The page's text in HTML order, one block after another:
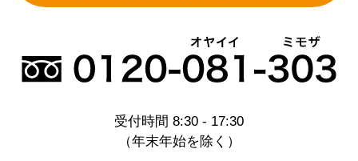
受付時間 8:30 - 17:30
（年末年始を除く）